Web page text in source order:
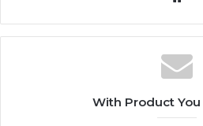
With Product You